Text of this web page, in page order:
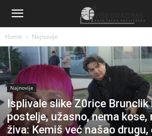
Home Najnovije
Najnovije
Isplivale slike Z0rice Brunclik
postelje, užasno, nema kose,
živa: Kemiš već našao drugu,